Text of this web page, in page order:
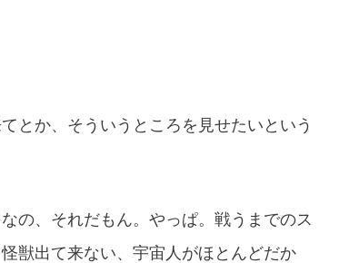
とか、そういうところを見せたいという
の、それだもん。やっぱ。戦うまでのス
獣出て来ない、宇宙人がほとんどだか